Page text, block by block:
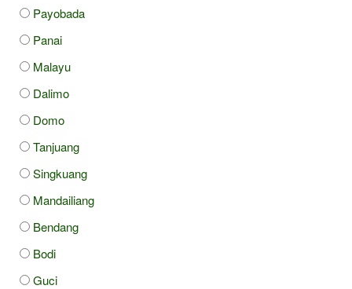
Payobada
Panai
Malayu
Dalimo
Domo
Tanjuang
Singkuang
Mandailiang
Bendang
Bodi
Guci